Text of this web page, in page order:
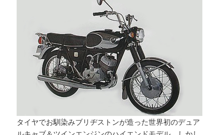
タイヤでお馴染みブリヂストンが造った世界初のデュア